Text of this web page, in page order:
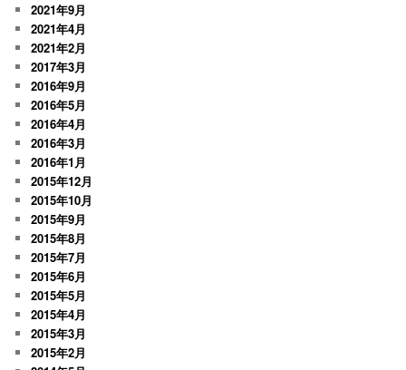
2021年9月
2021年4月
2021年2月
2017年3月
2016年9月
2016年5月
2016年4月
2016年3月
2016年1月
2015年12月
2015年10月
2015年9月
2015年8月
2015年7月
2015年6月
2015年5月
2015年4月
2015年3月
2015年2月